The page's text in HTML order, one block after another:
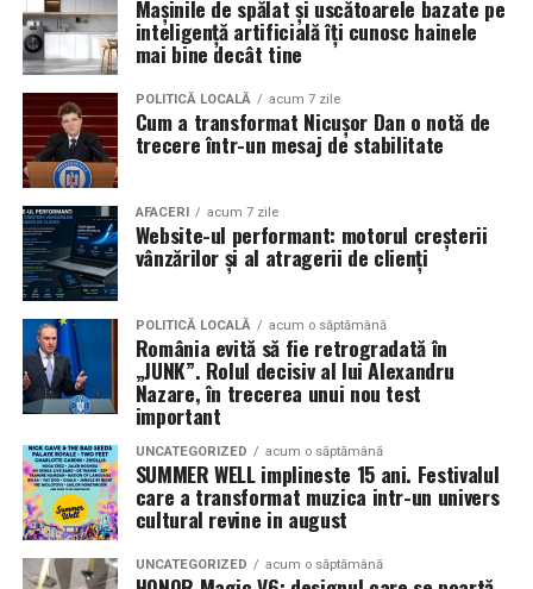
culturale și civice.
Sursa articol:BVON.ro
prestațiile actorilor, caravana„În pielea mea”continuă
în mai multe orașe.
Pe11 februarieva avea loc proiecția specială
mea”de la Cinema City din City Park Constanța,de la
18:30, unde
regizorul Paul Decu și actrița Azaleea
Necula, originari din Constanța și împrejurimi, vor
prezenta filmul alături de colegii lor
Alexandra Răduță și Gabriel Vatavu.
Cinema City Shopping City Galați
12 februarie de la 18:30la întâlnirea cu actrițele
State și Azaleea Necula și regizorul Paul Decu.
Pe 13 februarie la ora 18:30, spectatorii dinIași
invitați la proiecția specială din
Mall, alături de regizorulPaul Decuși de
actoriiGabriel Vatavu, Sergiu Costache, Azaleea
Necula, Alexandra Răduță.
De „Ziua Îndrăgostiților”, pe14 februarie, în Cinema
Mașinile de spălat și uscătoarele bazate pe
inteligență artificială îți cunosc hainele
mai bine decât tine
POLITICĂ LOCALĂ acum 7 zile
Cum a transformat Nicușor Dan o notă de
trecere într-un mesaj de stabilitate
AFACERI acum 7 zile
Website-ul performant: motorul creșterii
vânzărilor și al atragerii de clienți
POLITICĂ LOCALĂ acum o săptămână
România evită să fie retrogradată în
„JUNK”. Rolul decisiv al lui Alexandru
Nazare, în trecerea unui nou test
important
UNCATEGORIZED acum o săptămână
SUMMER WELL implineste 15 ani. Festivalul
care a transformat muzica intr-un univers
cultural revine in august
UNCATEGORIZED acum o săptămână